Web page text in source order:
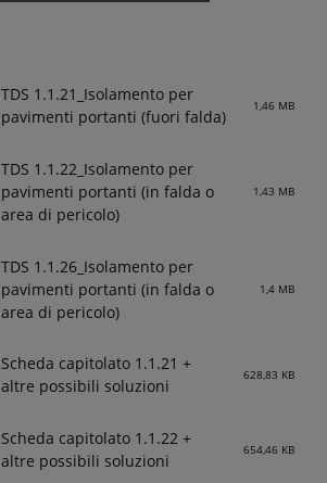
TDS 1.1.21_Isolamento per
pavimenti portanti (fuori falda)
1,46 MB
TDS 1.1.22_Isolamento per
pavimenti portanti (in falda o
area di pericolo)
1,43 MB
TDS 1.1.26_Isolamento per
pavimenti portanti (in falda o
area di pericolo)
1,4 MB
Scheda capitolato 1.1.21 +
altre possibili soluzioni
628,83 KB
Scheda capitolato 1.1.22 +
altre possibili soluzioni
654,46 KB